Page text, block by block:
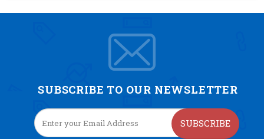
SUBSCRIBE TO OUR NEWSLETTER
SUBSCRIBE